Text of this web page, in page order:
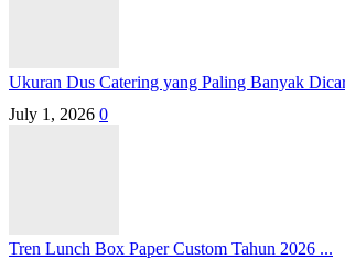
Ukuran Dus Catering yang Paling Banyak
July 1, 2026 0
Tren Lunch Box Paper Custom Tahun 2026 ...